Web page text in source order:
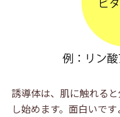
誘導体は、肌に触れる
し始めます。面白いです